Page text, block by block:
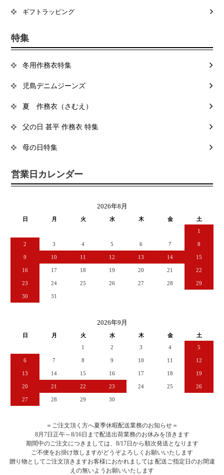
ギフトラッピング
特集
冬用作務衣特集
児島デニムジーンズ
夏 作務衣（さむえ）
父の日 甚平 作務衣 特集
母の日特集
営業日カレンダー
2026年8月
日 月 火 水 木 金
土
1
2 3 4 5 6 7 8
9 10 11 12 13 14 15
16 17 18 19 20 21 22
23 24 25 26 27 28 29
30 31
2026年9月
日 月 火 水 木 金
土
1
2 3 4 5
6 7 8 9 10 11 12
13 14 15 16 17 18 19
20 21 22 23 24 25 26
27 28 29 30
＝ご注文頂く方へ夏季休暇配送業務のお知らせ＝
8月7日正午～8/16日まで配送出荷業務のお休みを頂きます
期間中のご注文につきましては、8/17日から順次発送となります
ご不便をお掛け致しますがどうぞよろしくお願いいたします
贈り物としてご注文頂きますお客様におかれましては 配送ご指定日のお間違
えの無いようお願いいたします